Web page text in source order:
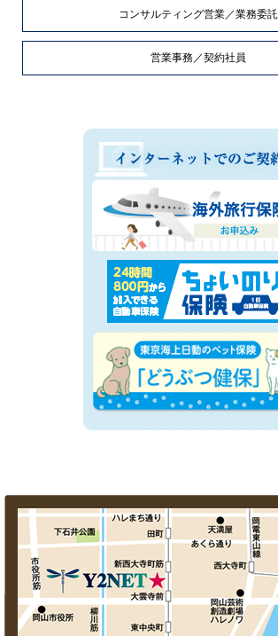
コンサルティング営業／業務委託
営業事務／契約社員